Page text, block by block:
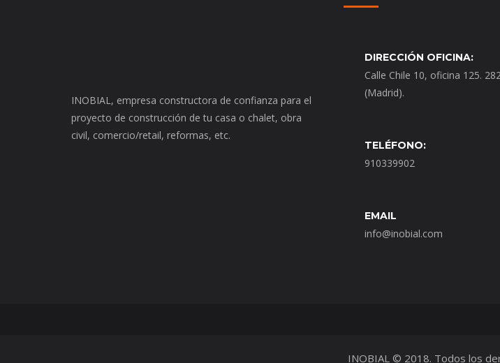
INOBIAL, empresa constructora de confianza para el
proyecto de construcción de tu casa o chalet, obra
civil, comercio/retail, reformas, etc.
DIRECCIÓN OFICINA:
Calle Chile 10, oficina 125.
(Madrid).
TELÉFONO:
910339902
EMAIL
info@inobial.com
INOBIAL © 2018. Todos los